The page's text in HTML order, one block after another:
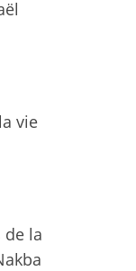
vie
de la